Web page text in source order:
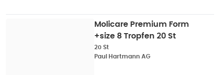
Molicare Premium Form
+size 8 Tropfen 20 St
20 St
Paul Hartmann AG